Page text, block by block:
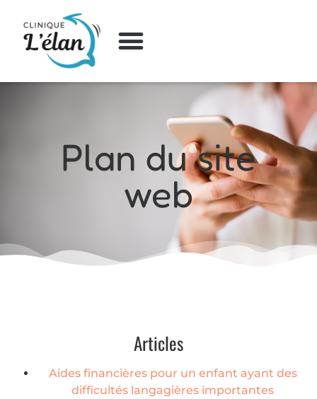
Plan du site
web
Articles
Aides financières pour un enfant ayant des
difficultés langagières importantes